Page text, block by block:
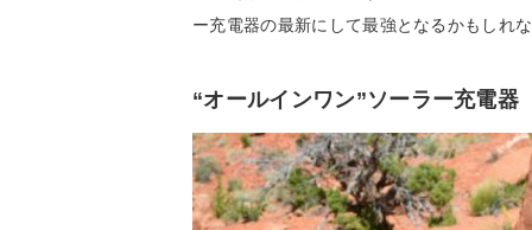
ー充電器の最新にして最強となるかもしれ
“オールインワン”ソーラー充電器